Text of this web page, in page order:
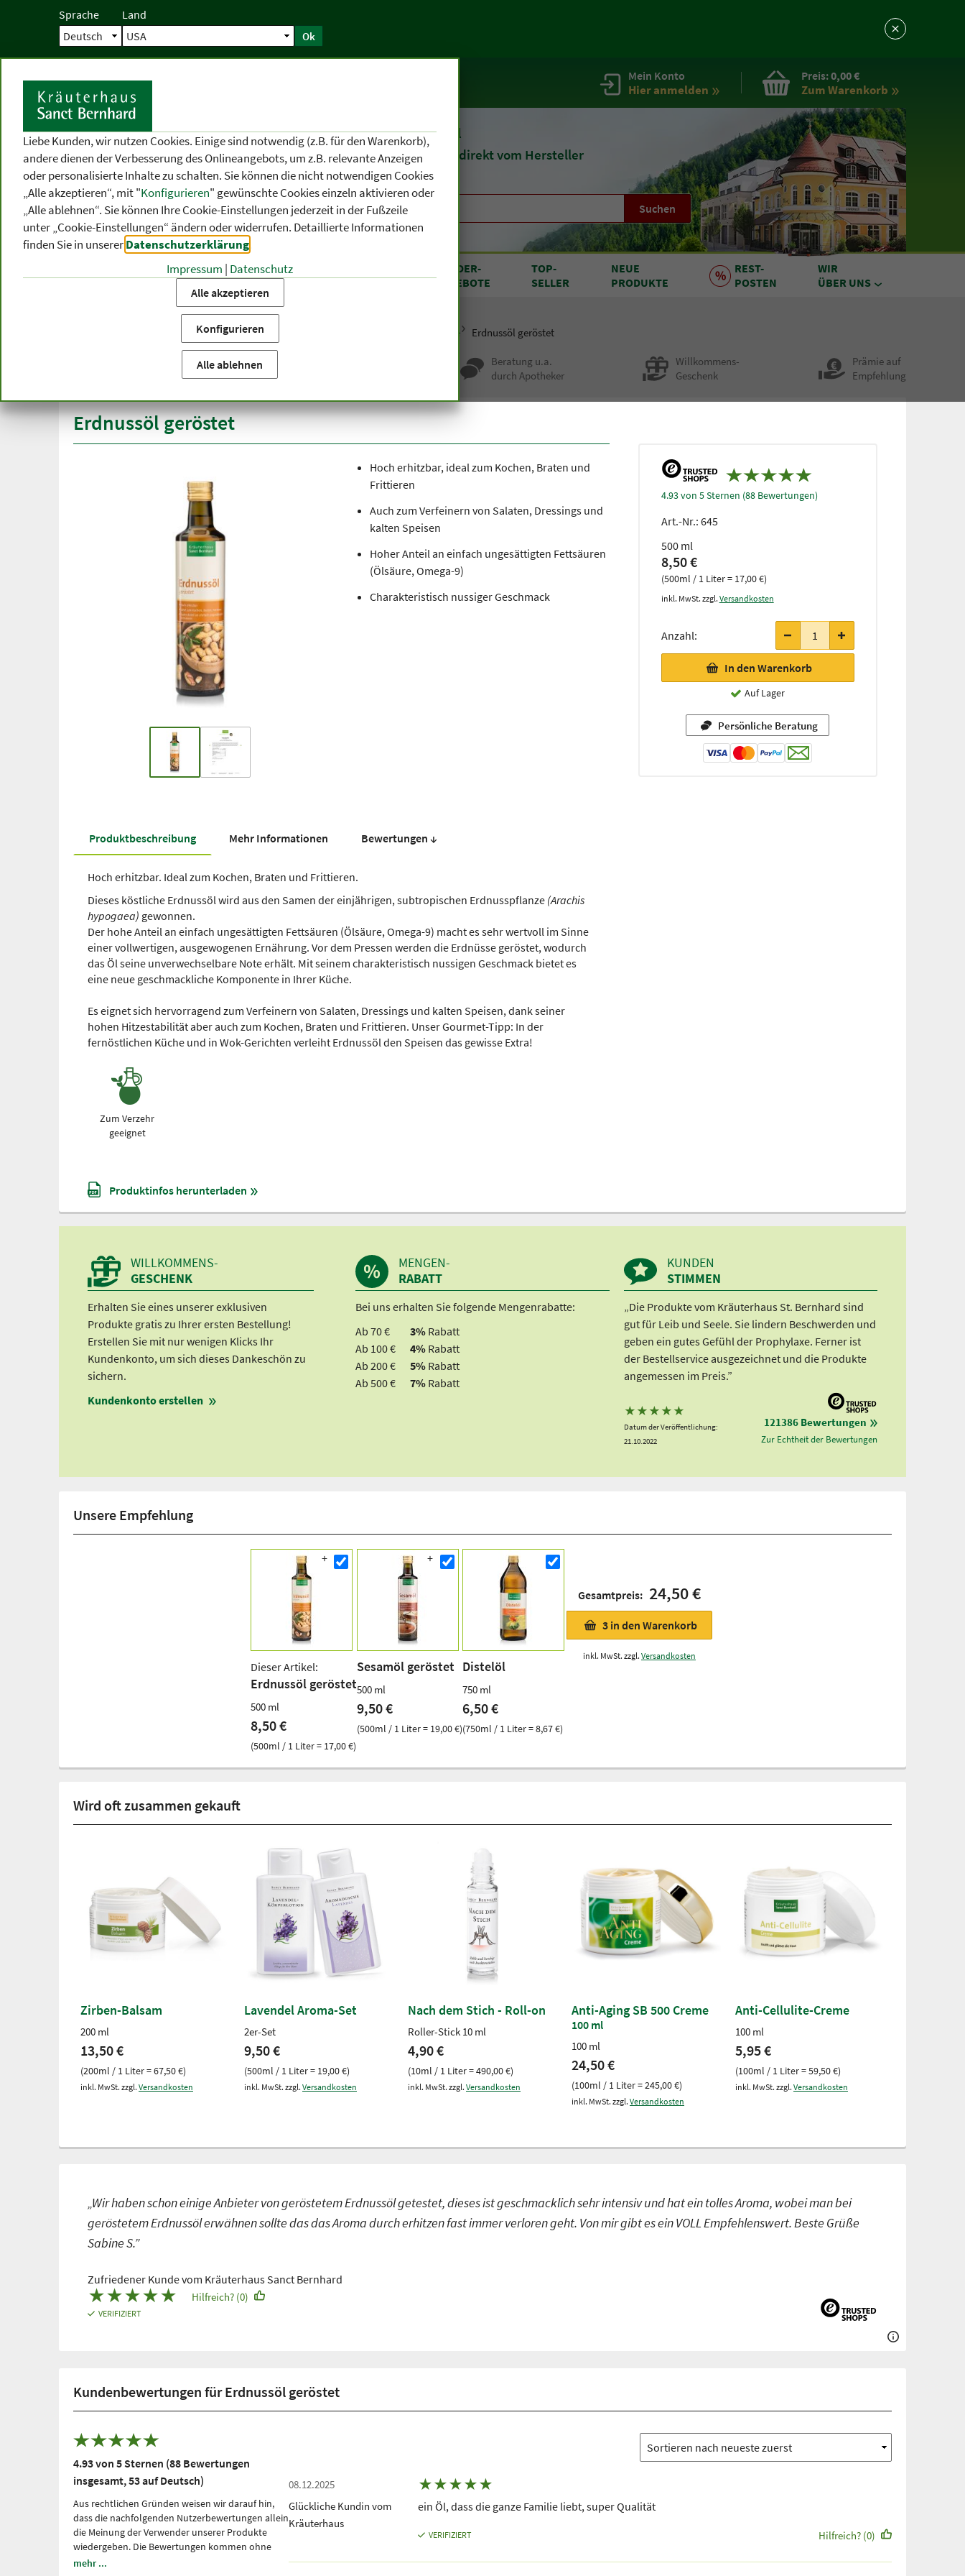
Sprache Land
Ok
Startseite Mein Konto
Hier anmelden
Preis:0,00 €
Zum Warenkorb
Seit 1903Naturheilmittel
undKosmetik direkt vom Hersteller
Suchen
KATEGORIEN
THEMEN-
BEREICHE
VON A BIS Z
SONDER-
ANGEBOTE
TOP-
SELLER
NEUE
PRODUKTE
REST-
POSTEN
WIR
ÜBER UNS
Startseite Produktkategorien Speiseöle
Erdnussöl geröstet
Beratung u.a.
durch Apotheker
Willkommens-
Geschenk
Prämie auf
Empfehlung
Erdnussöl geröstet
4.93 von 5 Sternen (88 Bewertungen)
Art.-Nr.: 645
500 ml
8,50 €
(500ml / 1 Liter = 17,00 €)
inkl. MwSt. zzgl. Versandkosten
Anzahl:
In den Warenkorb
Auf Lager
Persönliche Beratung
Hoch erhitzbar, ideal zum Kochen, Braten und
Frittieren
Auch zum Verfeinern von Salaten, Dressings und
kalten Speisen
Hoher Anteil an einfach ungesättigten Fettsäuren
(Ölsäure, Omega-9)
Charakteristisch nussiger Geschmack
Produkt­beschreibung Mehr Informationen Bewer­tungen ↓
Hoch erhitzbar. Ideal zum Kochen, Braten und Frittieren.
Dieses köstliche Erdnussöl wird aus den Samen der einjährigen, subtropischen Erdnusspflanze (Arachis
hypogaea) gewonnen.
Der hohe Anteil an einfach ungesättigten Fettsäuren (Ölsäure, Omega-9) macht es sehr wertvoll im Sinne
einer vollwertigen, ausgewogenen Ernährung. Vor dem Pressen werden die Erdnüsse geröstet, wodurch
das Öl seine unverwechselbare Note erhält. Mit seinem charakteristisch nussigen Geschmack bietet es
eine neue geschmackliche Komponente in Ihrer Küche.
Es eignet sich hervorragend zum Verfeinern von Salaten, Dressings und kalten Speisen, dank seiner
hohen Hitzestabilität aber auch zum Kochen, Braten und Frittieren. Unser Gourmet-Tipp: In der
fernöstlichen Küche und in Wok-Gerichten verleiht Erdnussöl den Speisen das gewisse Extra!
Zum Verzehr
geeignet
Produktinfos herunterladen
Unsere Empfehlung
Dieser Artikel:
Erdnussöl geröstet
500 ml
8,50 €
(500ml / 1 Liter = 17,00 €)
Sesamöl geröstet
500 ml
9,50 €
(500ml / 1 Liter = 19,00 €)
Distelöl
750 ml
6,50 €
(750ml / 1 Liter = 8,67 €)
Gesamtpreis: 24,50 €
3 in den Warenkorb
inkl. MwSt. zzgl. Versandkosten
Wird oft zusammen gekauft
Zirben-Balsam
200 ml
13,50 €
(200ml / 1 Liter = 67,50 €)
inkl. MwSt. zzgl. Versandkosten
Lavendel Aroma-Set
2er-Set
9,50 €
(500ml / 1 Liter = 19,00 €)
inkl. MwSt. zzgl. Versandkosten
Nach dem Stich - Roll-on
Roller-Stick 10 ml
4,90 €
(10ml / 1 Liter = 490,00 €)
inkl. MwSt. zzgl. Versandkosten
Anti-Aging SB 500 Creme
100 ml
100 ml
24,50 €
(100ml / 1 Liter = 245,00 €)
inkl. MwSt. zzgl. Versandkosten
Anti-Cellulite-Creme
100 ml
5,95 €
(100ml / 1 Liter = 59,50 €)
inkl. MwSt. zzgl. Versandkosten
„Wir haben schon einige Anbieter von geröstetem Erdnussöl getestet, dieses ist geschmacklich sehr intensiv und hat ein tolles Aroma, wobei man bei
geröstetem Erdnussöl erwähnen sollte das das Aroma durch erhitzen fast immer verloren geht. Von mir gibt es ein VOLL Empfehlenswert. Beste Grüße
Sabine S.”
Zufriedener Kunde vom Kräuterhaus Sanct Bernhard
★★★★★
VERIFIZIERT
Hilfreich? (0)
Kundenbewertungen für Erdnussöl geröstet
4.93 von 5 Sternen (88 Bewertungen
insgesamt, 53 auf Deutsch)
Aus rechtlichen Gründen weisen wir darauf hin,
dass die nachfolgenden Nutzerbewertungen allein
die Meinung der Verwender unserer Produkte
wiedergeben. Die Bewertungen kommen ohne
unsere Einflussnahme zustande, wir geben sie
mehr ...
08.12.2025
Glückliche Kundin vom
Kräuterhaus
★★★★★
ein Öl, dass die ganze Familie liebt, super Qualität
VERIFIZIERT Hilfreich? (0)
WILLKOMMENS-
GESCHENK
Erhalten Sie eines unserer exklusiven
Produkte gratis zu Ihrer ersten Bestellung!
Erstellen Sie mit nur wenigen Klicks Ihr
Kundenkonto, um sich dieses Dankeschön zu
sichern.
Kundenkonto erstellen
MENGEN-
RABATT
Bei uns erhalten Sie folgende Mengenrabatte:
Ab 70 €
3% Rabatt
Ab 100 €
4% Rabatt
Ab 200 €
5% Rabatt
Ab 500 €
7% Rabatt
KUNDEN
STIMMEN
„Die Produkte vom Kräuterhaus St. Bernhard sind
gut für Leib und Seele. Sie lindern Beschwerden und
geben ein gutes Gefühl der Prophylaxe. Ferner ist
der Bestellservice ausgezeichnet und die Produkte
angemessen im Preis.”
★ ★ ★ ★ ★
Datum der Veröffentlichung:
21.10.2022
121386 Bewertungen
Zur Echtheit der Bewertungen
Liebe Kunden, wir nutzen Cookies. Einige sind notwendig (z.B. für den Warenkorb),
andere dienen der Verbesserung des Onlineangebots, um z.B. relevante Anzeigen
oder personalisierte Inhalte zu schalten. Sie können die nicht notwendigen Cookies
„Alle akzeptieren“, mit "Konfigurieren" gewünschte Cookies einzeln aktivieren oder
„Alle ablehnen“. Sie können Ihre Cookie-Einstellungen jederzeit in der Fußzeile
unter „Cookie-Einstellungen“ ändern oder widerrufen. Detaillierte Informationen
finden Sie in unsererDatenschutzerklärung
Impressum | Datenschutz
Alle akzeptieren
Konfigurieren
Alle ablehnen